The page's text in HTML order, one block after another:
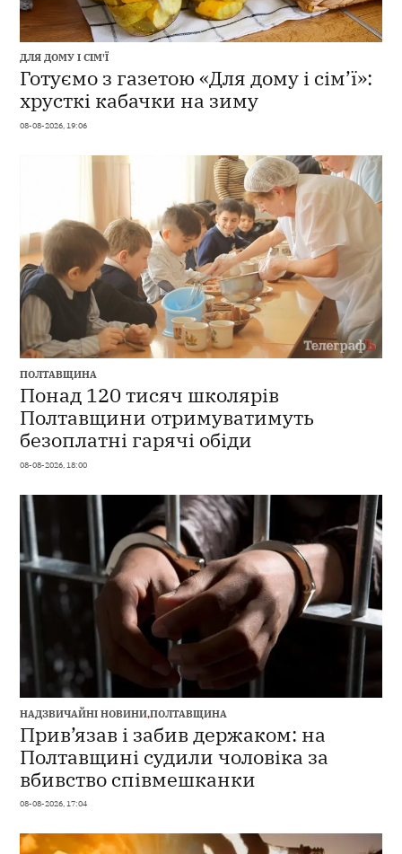
ДЛЯ ДОМУ І СІМ'Ї
Готуємо з газетою «Для дому і сім’ї»:
хрусткі кабачки на зиму
08-08-2026, 19:06
ПОЛТАВЩИНА
Понад 120 тисяч школярів
Полтавщини отримуватимуть
безоплатні гарячі обіди
08-08-2026, 18:00
НАДЗВИЧАЙНІ НОВИНИ,ПОЛТАВЩИНА
Прив’язав і забив держаком: на
Полтавщині судили чоловіка за
вбивство співмешканки
08-08-2026, 17:04